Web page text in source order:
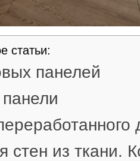
статьи:
панелей
стен из ткани.